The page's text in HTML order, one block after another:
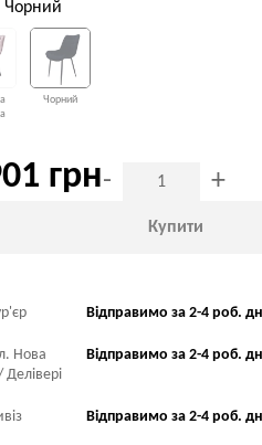
Чорний
Чорний
грн- +
Купити
Відправимо за 2-4 роб.
Нова
Відправимо за 2-4 роб.
Відправимо за 2-4 роб.